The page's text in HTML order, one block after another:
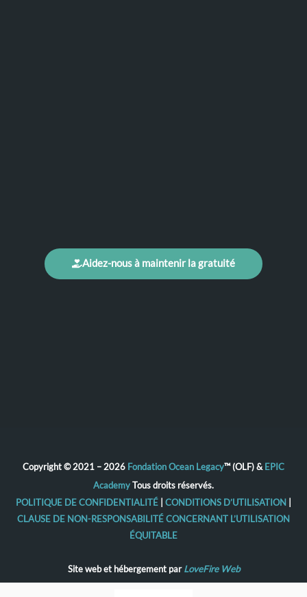
Aidez-nous à maintenir la gratuité
Copyright © 2021 – 2026 Fondation Ocean Legacy™ (OLF) & EPIC
AcademyTous droits réservés.
POLITIQUE DE CONFIDENTIALITÉ
CONDITIONS D’UTILISATION
CLAUSE DE NON-RESPONSABILITÉ CONCERNANT L’UTILISATION
ÉQUITABLE
Site web et hébergement parLoveFire Web